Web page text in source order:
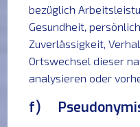
bezüglich
Gesundheit,
Zuverlässigkeit,
Ortswechsel dieser
analysieren oder
f)